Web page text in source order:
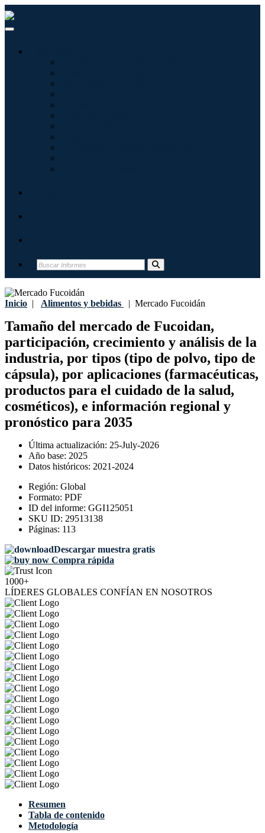
Inicio | Alimentos y bebidas | Mercado Fucoidán
Tamaño del mercado de Fucoidan,
participación, crecimiento y análisis de la
industria, por tipos (tipo de polvo, tipo de
cápsula), por aplicaciones (farmacéuticas,
productos para el cuidado de la salud,
cosméticos), e información regional y
pronóstico para 2035
Última actualización: 25-July-2026
Año base: 2025
Datos históricos: 2021-2024
Región: Global
Formato: PDF
ID del informe: GGI125051
SKU ID: 29513138
Páginas: 113
Descargar muestra gratis
Compra rápida
1000+
LÍDERES GLOBALES CONFÍAN EN NOSOTROS
Resumen
Tabla de contenido
Metodología